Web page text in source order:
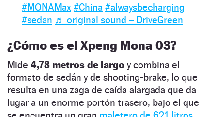
#MONAMax #China #alwaysbecharging
#sedan ♬ original sound – DriveGreen
¿Cómo es el Xpeng Mona 03?
Mide 4,78 metros de largo y combina el
formato de sedán y de shooting-brake, lo que
resulta en una zaga de caída alargada que da
lugar a un enorme portón trasero, bajo el que